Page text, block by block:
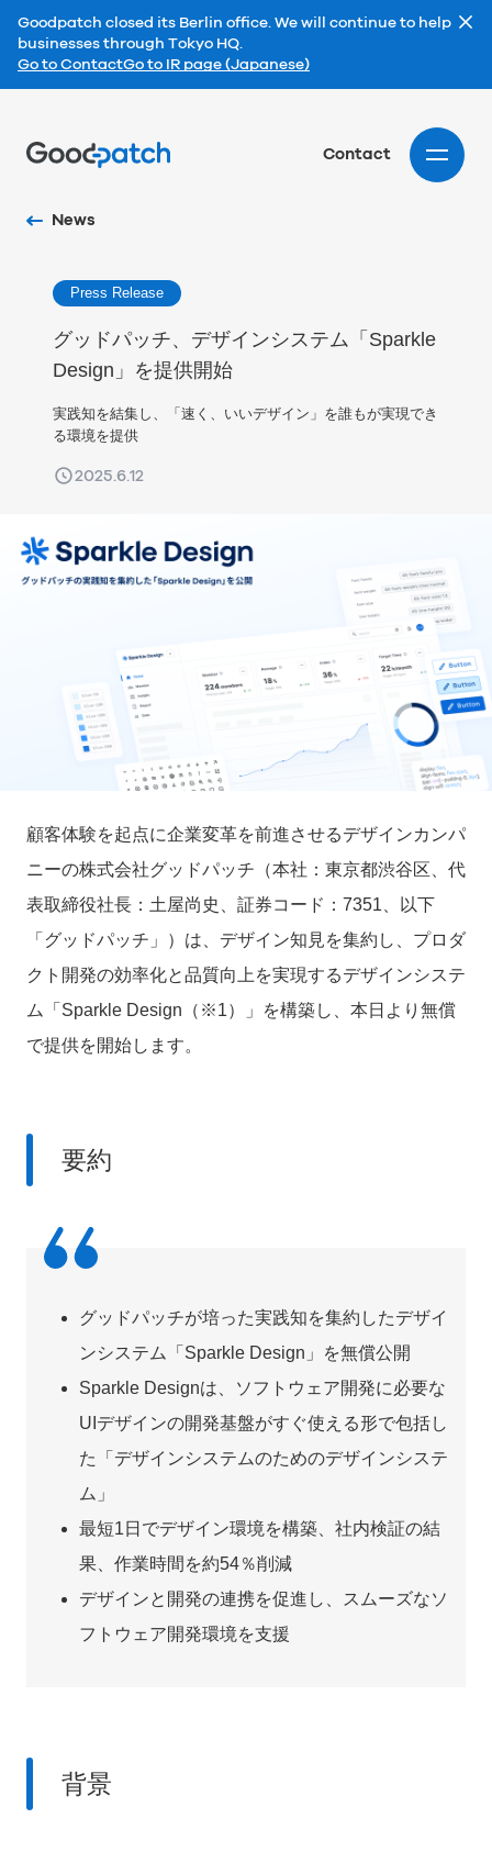
Goodpatch closed its Berlin office. We will continue to help
businesses through Tokyo HQ.
Go to ContactGo to IR page (Japanese)
Contact
News
Press Release
グッドパッチ、デザインシステム「Sparkle
Design」を提供開始
実践知を結集し、「速く、いいデザイン」を誰もが実現でき
る環境を提供
2025.6.12
顧客体験を起点に企業変革を前進させるデザインカンパ
ニーの株式会社グッドパッチ（本社：東京都渋谷区、代
表取締役社長：土屋尚史、証券コード：7351、以下
「グッドパッチ」）は、デザイン知見を集約し、プロダ
クト開発の効率化と品質向上を実現するデザインシステ
ム「Sparkle Design（※1）」を構築し、本日より無償
で提供を開始します。
要約
グッドパッチが培った実践知を集約したデザイ
ンシステム「Sparkle Design」を無償公開
Sparkle Designは、ソフトウェア開発に必要な
UIデザインの開発基盤がすぐ使える形で包括し
た「デザインシステムのためのデザインシステ
ム」
最短1日でデザイン環境を構築、社内検証の結
果、作業時間を約54％削減
デザインと開発の連携を促進し、スムーズなソ
フトウェア開発環境を支援
背景